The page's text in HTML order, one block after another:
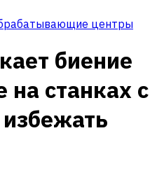
центры
биение
на станках с